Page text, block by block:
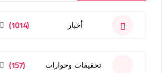
أخبار (1014)
تحقيقات وحوارات (157)